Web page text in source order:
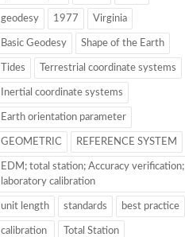
geodesy 1977 Virginia
Basic Geodesy Shape of the Earth
Tides Terrestrial coordinate systems
Inertial coordinate systems
Earth orientation parameter
GEOMETRIC REFERENCE SYSTEM
EDM; total station; Accuracy verification;
laboratory calibration
unit length standards best practice
calibration Total Station